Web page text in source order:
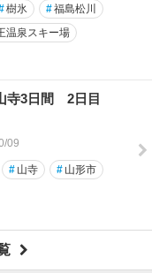
樹氷 #福島松川
温泉スキー場
寺3日間 2日目
09
# 山寺 # 山形市